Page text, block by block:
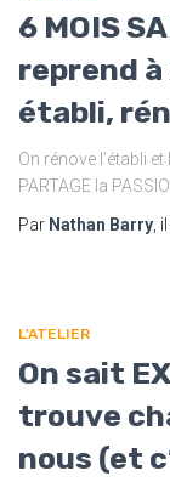
6 MOIS
reprend à
établi,
On rénove l’établi et
PARTAGE la
Par Nathan Barry ,
L'ATELIER
On sait
trouve
nous (et